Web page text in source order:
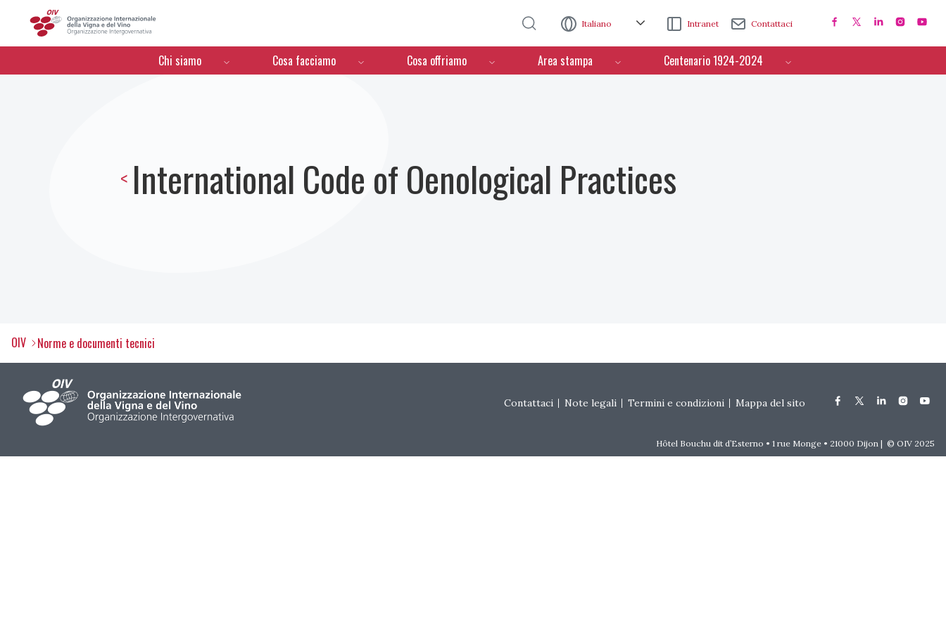
Italiano Intranet Contattaci
Menú de navegación
Chi siamo Cosa facciamo Cosa offriamo Area stampa Centenario 1924-2024
< International Code of Oenological Practices
OIV Norme e documenti tecnici
Footer menu
Contattaci Note legali Termini e condizioni Mappa del sito
Hôtel Bouchu dit d’Esterno • 1 rue Monge • 21000 Dijon | © OIV 2025